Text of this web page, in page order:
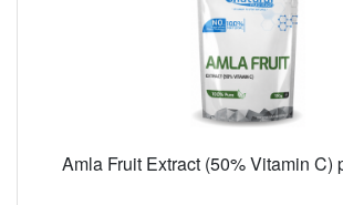
Amla Fruit Extract (50% Vitamin C)